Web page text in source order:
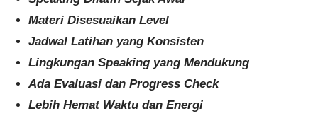
Materi Disesuaikan Level
Jadwal Latihan yang Konsisten
Lingkungan Speaking yang Mendukung
Ada Evaluasi dan Progress Check
Lebih Hemat Waktu dan Energi